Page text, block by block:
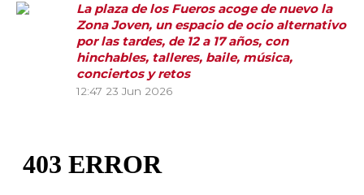
La plaza de los Fueros acoge de nuevo la
Zona Joven, un espacio de ocio alternativo
por las tardes, de 12 a 17 años, con
hinchables, talleres, baile, música,
conciertos y retos
12:47 23 Jun 2026